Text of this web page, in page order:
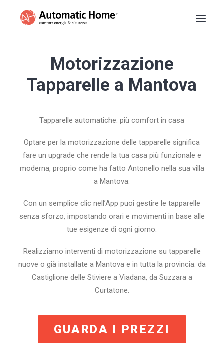
BASCULANTI
TENDE DA SOLE
SARACINESCHE
PREVENTIVO
INFO
Motorizzazione
Tapparelle a Mantova
Tapparelle automatiche: più comfort in casa
Optare per la motorizzazione delle tapparelle significa
fare un upgrade che rende la tua casa più funzionale e
moderna, proprio come ha fatto Antonello nella sua villa
a Mantova.
Con un semplice clic nell’App puoi gestire le tapparelle
senza sforzo, impostando orari e movimenti in base alle
tue esigenze di ogni giorno.
Realizziamo interventi di motorizzazione su tapparelle
nuove o già installate a Mantova e in tutta la provincia: da
Castiglione delle Stiviere a Viadana, da Suzzara a
Curtatone.
GUARDA I PREZZI